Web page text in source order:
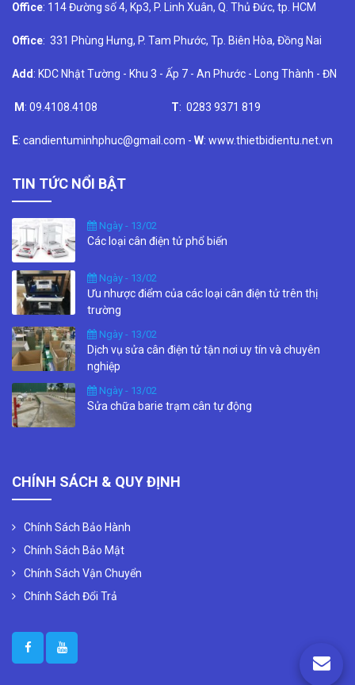
Office: 114 Đường số 4, Kp3, P. Linh Xuân, Q. Thủ Đức, tp. HCM
Office: 331 Phùng Hưng, P. Tam Phước, Tp. Biên Hòa, Đồng Nai
Add: KDC Nhật Tường - Khu 3 - Ấp 7 - An Phước - Long Thành - ĐN
M : 09.4108.4108 T: 0283 9371 819
E: candientuminhphuc@gmail.com - W: www.thietbidientu.net.vn
TIN TỨC NỔI BẬT
Ngày - 13/02
Các loại cân điện tử phổ biến
Ngày - 13/02
Ưu nhược điểm của các loại cân điện tử trên thị
trường
Ngày - 13/02
Dịch vụ sửa cân điện tử tận nơi uy tín và chuyên
nghiệp
Ngày - 13/02
Sửa chữa barie trạm cân tự động
CHÍNH SÁCH & QUY ĐỊNH
Chính Sách Bảo Hành
Chính Sách Bảo Mật
Chính Sách Vận Chuyển
Chính Sách Đổi Trả